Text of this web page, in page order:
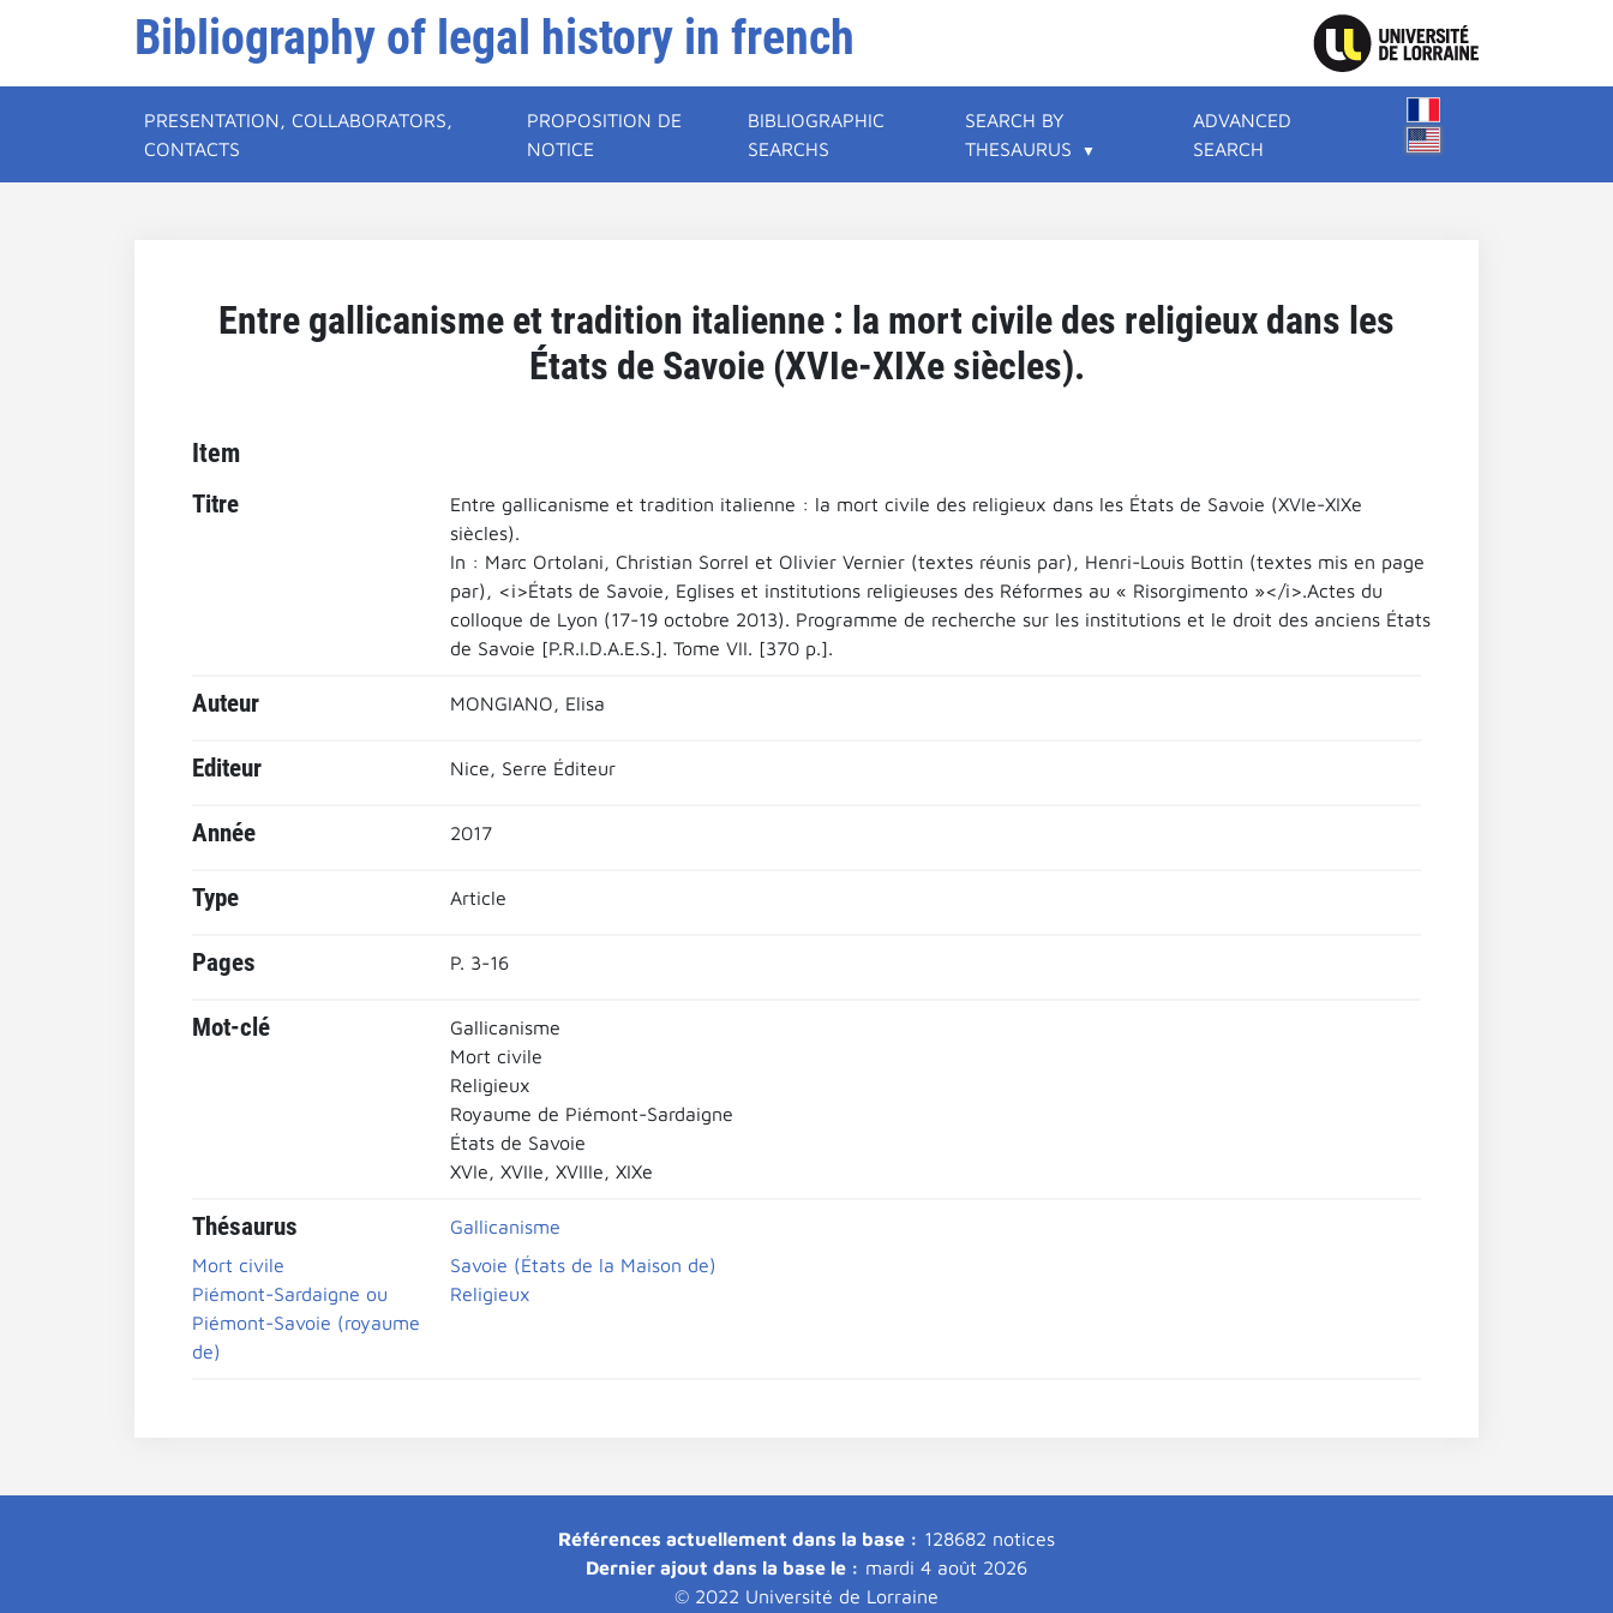
Bibliography of legal history in french
PRESENTATION, COLLABORATORS,
CONTACTS
PROPOSITION DE
NOTICE
BIBLIOGRAPHIC
SEARCHS
SEARCH BY
THESAURUS
ADVANCED
SEARCH
Entre gallicanisme et tradition italienne : la mort civile des religieux dans les
États de Savoie (XVIe-XIXe siècles).
Item
Titre
Entre gallicanisme et tradition italienne : la mort civile des religieux dans les États de Savoie (XVIe-XIXe
siècles).
In : Marc Ortolani, Christian Sorrel et Olivier Vernier (textes réunis par), Henri-Louis Bottin (textes mis en page
par), <i>États de Savoie, Eglises et institutions religieuses des Réformes au « Risorgimento »</i>.Actes du
colloque de Lyon (17-19 octobre 2013). Programme de recherche sur les institutions et le droit des anciens États
de Savoie [P.R.I.D.A.E.S.]. Tome VII. [370 p.].
Auteur MONGIANO, Elisa
Editeur Nice, Serre Éditeur
Année 2017
Type Article
Pages P. 3-16
Mot-clé
Gallicanisme
Mort civile
Religieux
Royaume de Piémont-Sardaigne
États de Savoie
XVIe, XVIIe, XVIIIe, XIXe
Thésaurus
Gallicanisme
Mort civile
Savoie (États de la Maison de)
Piémont-Sardaigne ou
Piémont-Savoie (royaume
de)
Religieux
Références actuellement dans la base : 128682 notices
Dernier ajout dans la base le : mardi 4 août 2026
© 2022 Université de Lorraine